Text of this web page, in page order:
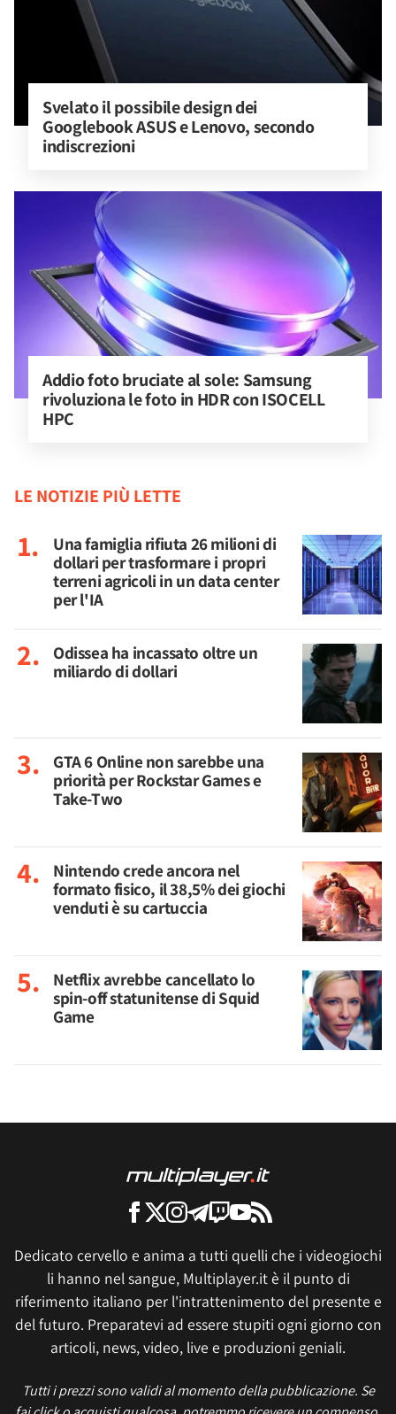
Svelato il possibile design dei
Googlebook ASUS e Lenovo, secondo
indiscrezioni
Addio foto bruciate al sole: Samsung
rivoluziona le foto in HDR con ISOCELL
HPC
LE NOTIZIE PIÙ LETTE
Una famiglia rifiuta 26 milioni di
dollari per trasformare i propri
terreni agricoli in un data center
per l'IA
Odissea ha incassato oltre un
miliardo di dollari
GTA 6 Online non sarebbe una
priorità per Rockstar Games e
Take-Two
Nintendo crede ancora nel
formato fisico, il 38,5% dei giochi
venduti è su cartuccia
Netflix avrebbe cancellato lo
spin-off statunitense di Squid
Game
Dedicato cervello e anima a tutti quelli che i videogiochi
li hanno nel sangue, Multiplayer.it è il punto di
riferimento italiano per l'intrattenimento del presente e
del futuro. Preparatevi ad essere stupiti ogni giorno con
articoli, news, video, live e produzioni geniali.
Tutti i prezzi sono validi al momento della pubblicazione. Se